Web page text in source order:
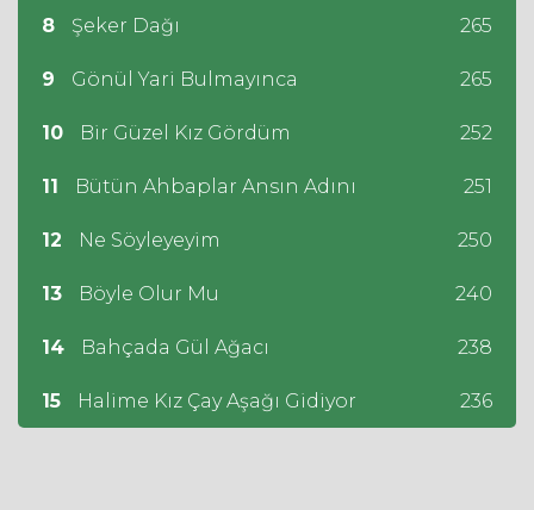
8 Şeker Dağı 265
9 Gönül Yari Bulmayınca 265
10 Bir Güzel Kız Gördüm 252
11 Bütün Ahbaplar Ansın Adını 251
12 Ne Söyleyeyim 250
13 Böyle Olur Mu 240
14 Bahçada Gül Ağacı 238
15 Halime Kız Çay Aşağı Gidiyor 236